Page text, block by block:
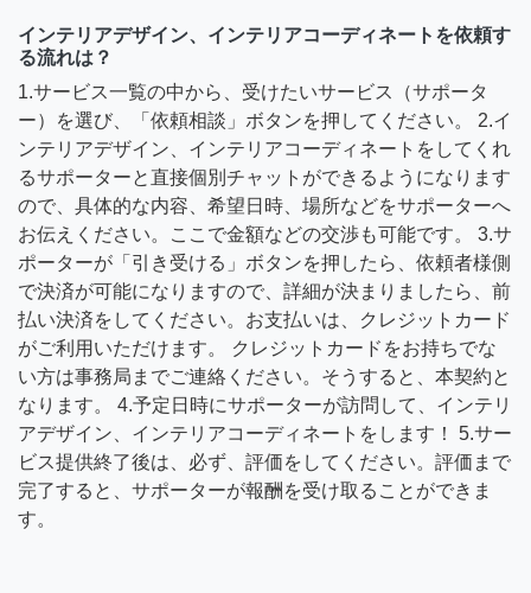
インテリアデザイン、インテリアコーディネートを依頼す
る流れは？
1.サービス一覧の中から、受けたいサービス（サポータ
ー）を選び、「依頼相談」ボタンを押してください。 2.イ
ンテリアデザイン、インテリアコーディネートをしてくれ
るサポーターと直接個別チャットができるようになります
ので、具体的な内容、希望日時、場所などをサポーターへ
お伝えください。ここで金額などの交渉も可能です。 3.サ
ポーターが「引き受ける」ボタンを押したら、依頼者様側
で決済が可能になりますので、詳細が決まりましたら、前
払い決済をしてください。お支払いは、クレジットカード
がご利用いただけます。 クレジットカードをお持ちでな
い方は事務局までご連絡ください。そうすると、本契約と
なります。 4.予定日時にサポーターが訪問して、インテリ
アデザイン、インテリアコーディネートをします！ 5.サー
ビス提供終了後は、必ず、評価をしてください。評価まで
完了すると、サポーターが報酬を受け取ることができま
す。